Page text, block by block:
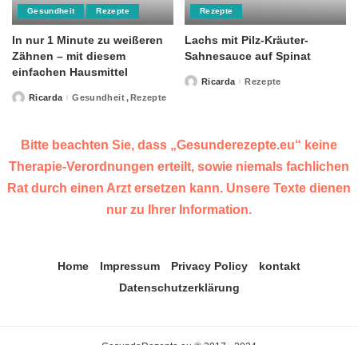
Gesundheit Rezepte
In nur 1 Minute zu weißeren
Zähnen – mit diesem
einfachen Hausmittel
PostedRicarda Gesundheit Rezepte
Rezepte
Lachs mit Pilz-Kräuter-
Sahnesauce auf Spinat
PostedRicarda Rezepte
Bitte beachten Sie, dass „Gesunderezepte.eu“ keine
Therapie-Verordnungen erteilt, sowie niemals fachlichen
Rat durch einen Arzt ersetzen kann. Unsere Texte dienen
nur zu Ihrer Information.
Home Impressum Privacy Policy
kontakt
Datenschutzerklärung